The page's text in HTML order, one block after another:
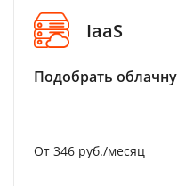
IaaS
Подобрать
От 346 руб./месяц